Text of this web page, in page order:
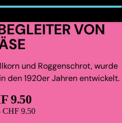
VON
und Roggenschrot, wurde
den 1920er Jahren entwickelt.
9.50
CHF 9.50